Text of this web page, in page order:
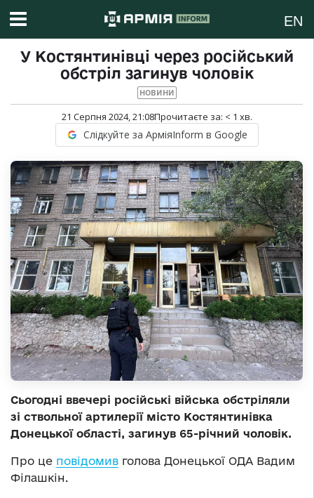
EN
У Костянтинівці через російський
обстріл загинув чоловік
НОВИНИ
21 Серпня 2024, 21:08Прочитаєте за: < 1 хв.
Слідкуйте за АрміяInform в Google
Сьогодні ввечері російські війська обстріляли
зі ствольної артилерії місто Костянтинівка
Донецької області, загинув 65-річний чоловік.
Про це повідомив голова Донецької ОДА Вадим
Філашкін.